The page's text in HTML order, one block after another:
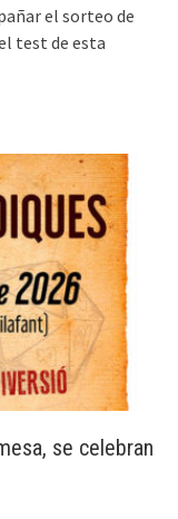
el sorteo de
test de esta
se celebran